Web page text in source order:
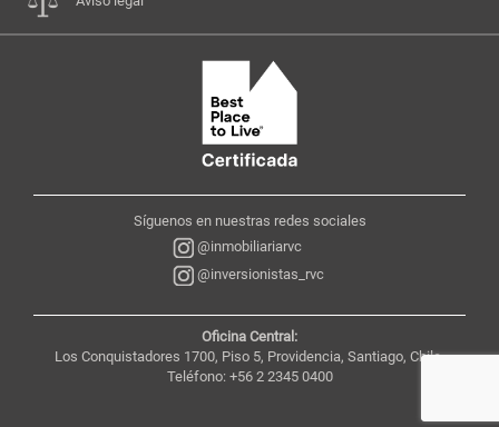
Síguenos en nuestras redes sociales
@inmobiliariarvc
@inversionistas_rvc
Oficina Central:
Los Conquistadores 1700, Piso 5, Providencia, Santiago, Chile,
Teléfono: +56 2 2345 0400